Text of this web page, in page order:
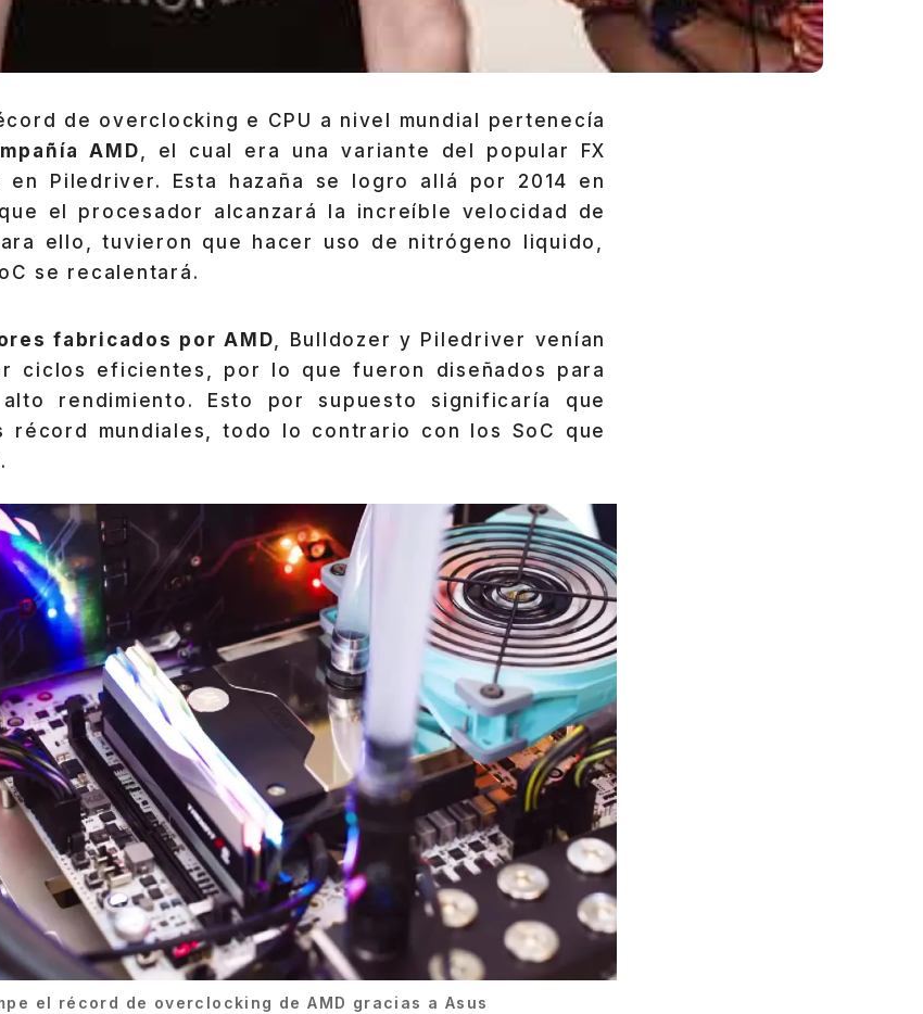
de overclocking e CPU a nivel mundial pertenecía
AMD, el cual era una variante del popular FX
en Piledriver. Esta hazaña se logro allá por 2014 en
el procesador alcanzará la increíble velocidad de
ello, tuvieron que hacer uso de nitrógeno liquido,
se recalentará.
fabricados por AMD , Bulldozer y Piledriver venían
ciclos eficientes, por lo que fueron diseñados para
rendimiento. Esto por supuesto significaría que
récord mundiales, todo lo contrario con los SoC que
el récord de overclocking de AMD gracias a Asus